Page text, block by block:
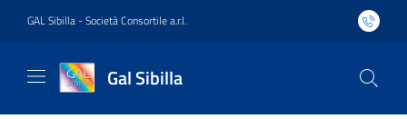
GAL Sibilla - Società Consortile a.r.l.
Gal Sibilla